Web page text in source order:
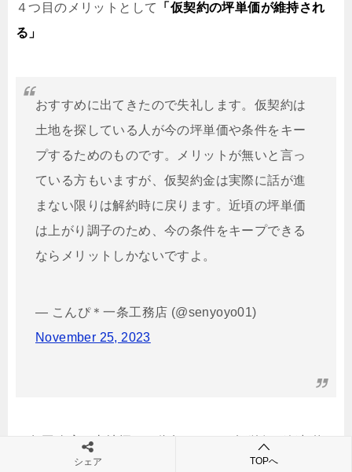
４つ目のメリットとして
「仮契約の坪単価が維持され
る」
おすすめに出てきたので失礼します。仮契約は
土地を探している人が今の坪単価や条件をキー
プするためのものです。メリットが無いと言っ
ている方もいますが、仮契約金は実際に話が進
まない限りは解約時に戻ります。近頃の坪単価
は上がり調子のため、今の条件をキープできる
ならメリットしかないですよ。
— こんぴ＊一条工務店 (@senyoyo01)
November 25, 2023
一条工務店で土地探しを依頼すると、坪単価が仮契約
時点でキープされます。
シェア TOPへ